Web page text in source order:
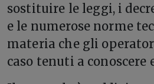
sostituire le leggi, i
e le numerose norme
materia che gli
caso tenuti a conoscere